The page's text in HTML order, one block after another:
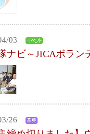
03
ナビ～JICAボラン
26